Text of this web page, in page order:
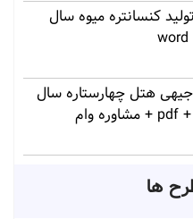
کنسانتره میوه سال
هتل چهارستاره سال
ها